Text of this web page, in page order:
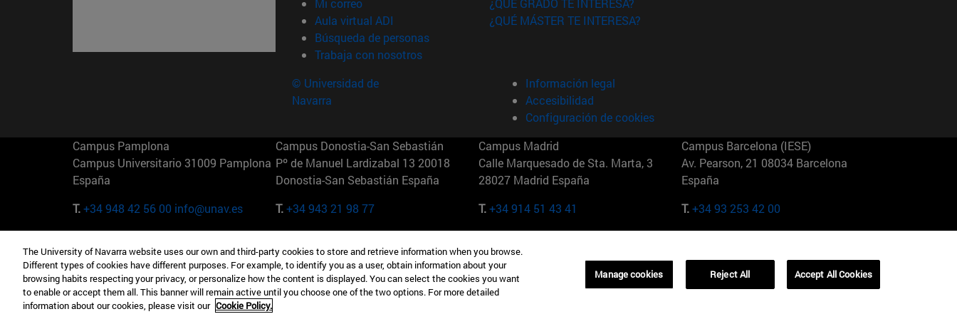
Mi correo
Aula virtual ADI (abre en nueva ventana)
Búsqueda de personas(abre en nueva ventana)
Trabaja con nosotros(abre en nueva ventana)
¿QUÉ GRADO TE INTERESA?
¿QUÉ MÁSTER TE INTERESA?
© Universidad de
Navarra
Información legal
Accesibilidad
Configuración de cookies
Campus Pamplona
Campus Universitario 31009 Pamplona
España
T.+34 948 42 56 00 info@unav.es
Campus Donostia-San Sebastián
Pº de Manuel Lardizabal 13 20018
Donostia-San Sebastián España
T.+34 943 21 98 77
Campus Madrid
Calle Marquesado de Sta. Marta, 3
28027 Madrid España
T.+34 914 51 43 41
Campus Barcelona (IESE)
Av. Pearson, 21 08034 Barcelona
España
T.+34 93 253 42 00
Camino del Cerro Águila 3 28023
Madrid España
T.+34 912 11 30 00
165 W 57th St 10019-2201 Nueva York
EE.UU
T.+1 646 346 8850
Maria-Theresia-Straße 15 81675
Múnich Alemania
T.+49 89 24209790
01321001 Bela Vista Brasil
The University of Navarra website uses our own and third-party cookies to store and retrieve information when you browse.
Different types of cookies have different purposes. For example, to identify you as a user, obtain information about your
browsing habits respecting your privacy, or personalize how the content is displayed. You can select the cookies you want
to enable or accept them all. This banner will remain active until you choose one of the two options. For more detailed
information about our cookies, please visit our Cookie Policy.
Manage cookies Reject All Accept All Cookies